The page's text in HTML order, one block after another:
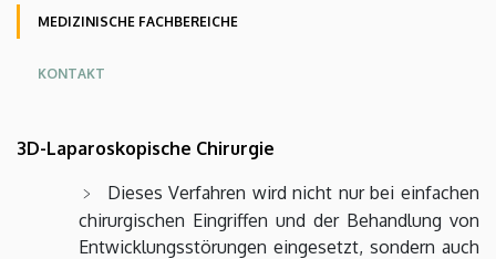
MEDIZINISCHE FACHBEREICHE
KONTAKT
3D-Laparoskopische Chirurgie
Dieses Verfahren wird nicht nur bei einfachen
chirurgischen Eingriffen und der Behandlung von
Entwicklungsstörungen eingesetzt, sondern auch